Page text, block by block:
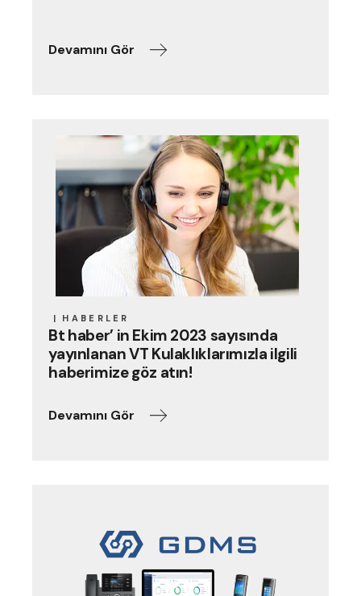
Devamını Gör
HABERLER
Bt haber’ in Ekim 2023 sayısında
yayınlanan VT Kulaklıklarımızla ilgili
haberimize göz atın!
Devamını Gör